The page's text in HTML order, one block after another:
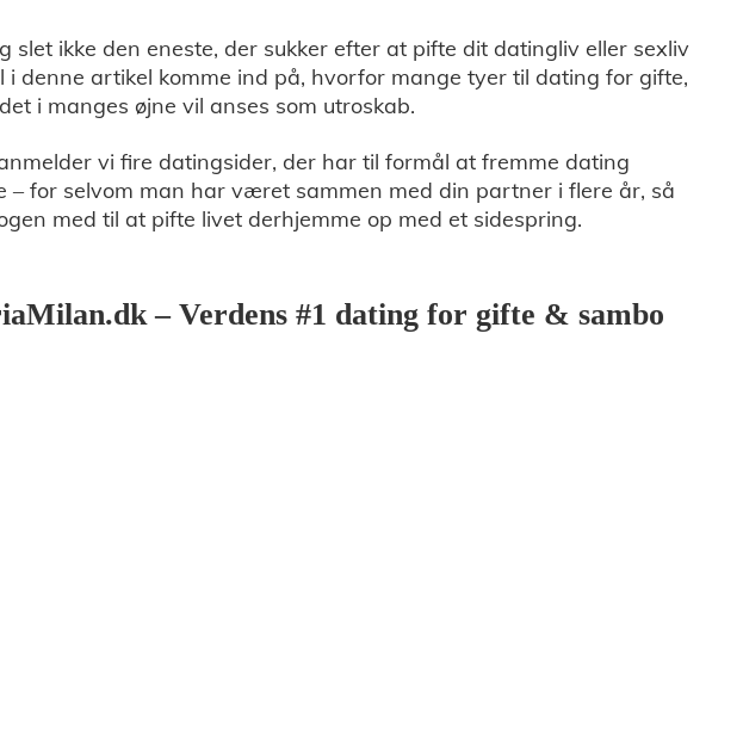
slet ikke den eneste, der sukker efter at pifte dit datingliv eller sexliv
i denne artikel komme ind på, hvorfor mange tyer til dating for gifte,
i manges øjne vil anses som utroskab.
vi fire datingsider, der har til formål at fremme dating
– for selvom man har været sammen med din partner i flere år, så
med til at pifte livet derhjemme op med et sidespring.
– Verdens #1 dating for gifte & sambo